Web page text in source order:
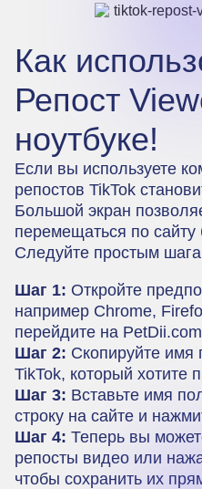
Как
Репост
ноутбуке!
Если вы используете
репостов TikTok
Большой экран
перемещаться по
Следуйте простым
Шаг 1: Откройте
например Chrome,
перейдите на
Шаг 2: Скопируйте имя
TikTok, который хотите
Шаг 3: Вставьте имя
строку на сайте и
Шаг 4: Теперь вы
репосты видео или
чтобы сохранить их